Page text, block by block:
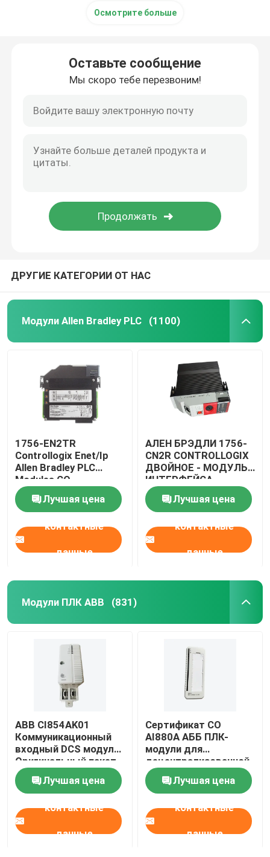
Осмотрите больше
Оставьте сообщение
Мы скоро тебе перезвоним!
ДРУГИЕ КАТЕГОРИИ ОТ НАС
Модули Allen Bradley PLC (1100)
1756-EN2TR
Controllogix Enet/Ip
Allen Bradley PLC
Modules CO
Сертифицированный
Лучшая цена
контактные
данные
АЛЕН БРЭДЛИ 1756-
CN2R CONTROLLOGIX
ДВОЙНОЕ - МОДУЛЬ
ИНТЕРФЕЙСА
КАНАЛА
Лучшая цена
контактные
данные
Модули ПЛК ABB (831)
ABB CI854AK01
Коммуникационный
входный DCS модуль
Оригинальный пакет
Лучшая цена
контактные
данные
Сертификат CO
AI880A АББ ПЛК-
модули для
децентрализованной
системы управления
Лучшая цена
контактные
данные